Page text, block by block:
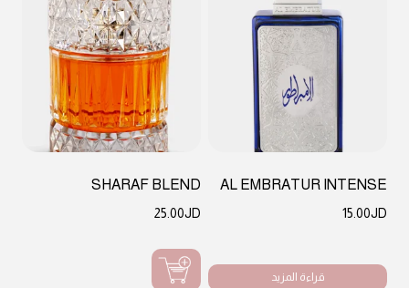
AL EMBRATUR INTENSE
JD
15.00
قراءة المزيد
SHARAF BLEND
JD
25.00